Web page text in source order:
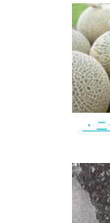
・